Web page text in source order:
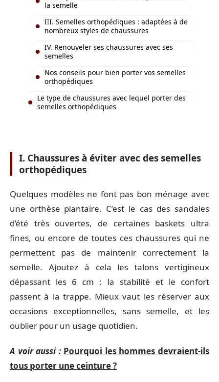
la semelle
III. Semelles orthopédiques : adaptées à de
nombreux styles de chaussures
IV. Renouveler ses chaussures avec ses
semelles
Nos conseils pour bien porter vos semelles
orthopédiques
Le type de chaussures avec lequel porter des
semelles orthopédiques
I. Chaussures à éviter avec des semelles
orthopédiques
Quelques modèles ne font pas bon ménage avec
une orthèse plantaire. C’est le cas des sandales
d’été très ouvertes, de certaines baskets ultra
fines, ou encore de toutes ces chaussures qui ne
permettent pas de maintenir correctement la
semelle. Ajoutez à cela les talons vertigineux
dépassant les 6 cm : la stabilité et le confort
passent à la trappe. Mieux vaut les réserver aux
occasions exceptionnelles, sans semelle, et les
oublier pour un usage quotidien.
A voir aussi : Pourquoi les hommes devraient-ils
tous porter une ceinture ?